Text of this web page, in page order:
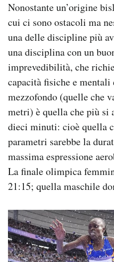
Nonostante un’origine
cui ci sono ostacoli ma
una delle discipline più
una disciplina con un
imprevedibilità, che
capacità fisiche e
mezzofondo (quelle che
metri) è quella che più si
dieci minuti: cioè quella
parametri sarebbe la
massima espressione
La finale olimpica
21:15; quella maschile